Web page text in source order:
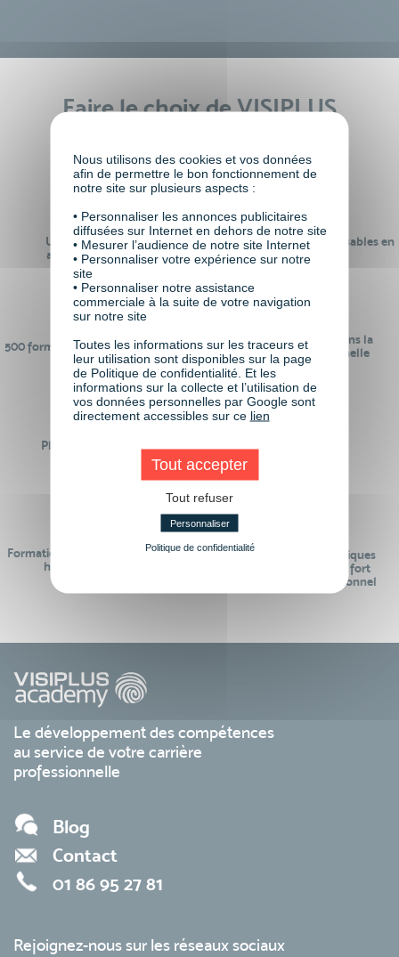
Faire le choix de VISIPLUS
Un réseau de 22 000
anciens participants
100% des formations réalisables en
digital learning
500 formations pour se préparer au
monde de demain
24 ans d'expérience dans la
formation professionnelle
Plus de 50 formations
Des intervenants
Formations réalisables pendant ou
hors temps de travail
Des contenus pédagogiques
« de pointe » et en lien fort
avec le monde professionnel
Le développement des compétences
au service de votre carrière
professionnelle
Blog
Contact
01 86 95 27 81
Rejoignez-nous sur les réseaux sociaux
Nous utilisons des cookies et vos données
afin de permettre le bon fonctionnement de
notre site sur plusieurs aspects :
• Personnaliser les annonces publicitaires
diffusées sur Internet en dehors de notre site
• Mesurer l’audience de notre site Internet
• Personnaliser votre expérience sur notre
site
• Personnaliser notre assistance
commerciale à la suite de votre navigation
sur notre site
Toutes les informations sur les traceurs et
leur utilisation sont disponibles sur la page
de Politique de confidentialité. Et les
informations sur la collecte et l’utilisation de
vos données personnelles par Google sont
directement accessibles sur ce lien
Tout accepter
Tout refuser
Personnaliser
Politique de confidentialité